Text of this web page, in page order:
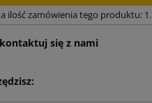
ilość zamówienia tego produktu: 1.
się z nami